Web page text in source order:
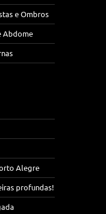
e Ombros
Abdome
Alegre
profundas!